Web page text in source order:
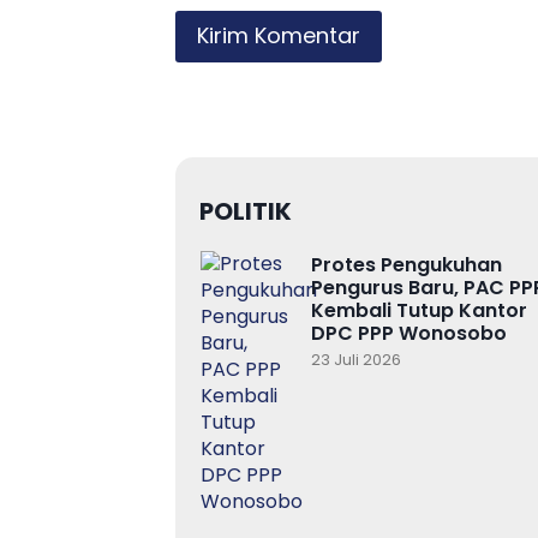
POLITIK
Protes Pengukuhan
Pengurus Baru, PAC
Kembali Tutup Kantor
DPC PPP Wonosobo
23 Juli 2026